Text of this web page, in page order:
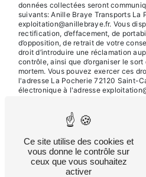
données collectées seront
suivants: Anille Braye Transports La
exploitation@anillebraye.fr. Vous
rectification, d’effacement, de
d’opposition, de retrait de votre
droit d’introduire une réclamation
contrôle, ainsi que d’organiser le
mortem. Vous pouvez exercer ces
l'adresse La Pocherie 72120 Saint-
électronique à l'adresse
d'identité pourra vous être
données pendant la période de
durée de prescription légale aux
contentieux. Vous avez le droit de
d'opposition au démarchage
adresse:Bloctel.gouv.fr. Consultez
d’informations sur vos droits.
Ce site utilise des cookies et
vous donne le contrôle sur
ceux que vous souhaitez
activer